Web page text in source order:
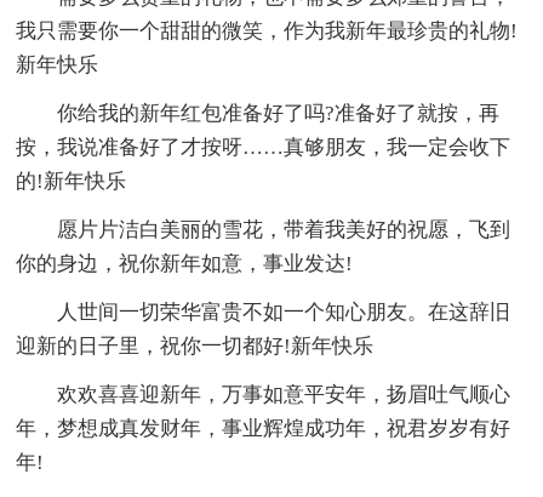
我只需要你一个甜甜的微笑，作为我新年最珍贵的礼物!
新年快乐
你给我的新年红包准备好了吗?准备好了就按，再
按，我说准备好了才按呀……真够朋友，我一定会收下
的!新年快乐
愿片片洁白美丽的雪花，带着我美好的祝愿，飞到
你的身边，祝你新年如意，事业发达!
人世间一切荣华富贵不如一个知心朋友。在这辞旧
迎新的日子里，祝你一切都好!新年快乐
欢欢喜喜迎新年，万事如意平安年，扬眉吐气顺心
年，梦想成真发财年，事业辉煌成功年，祝君岁岁有好
年!